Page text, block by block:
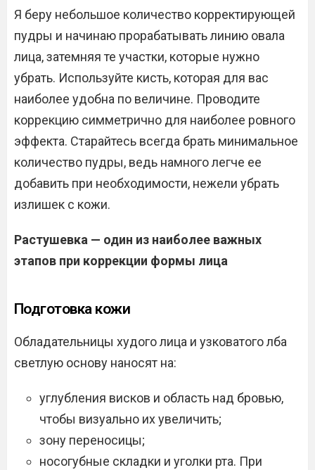
Я беру небольшое количество корректирующей
пудры и начинаю прорабатывать линию овала
лица, затемняя те участки, которые нужно
убрать. Используйте кисть, которая для вас
наиболее удобна по величине. Проводите
коррекцию симметрично для наиболее ровного
эффекта. Старайтесь всегда брать минимальное
количество пудры, ведь намного легче ее
добавить при необходимости, нежели убрать
излишек с кожи.
Растушевка — один из наиболее важных
этапов при коррекции формы лица
Подготовка кожи
Обладательницы худого лица и узковатого лба
светлую основу наносят на:
углубления висков и область над бровью,
чтобы визуально их увеличить;
зону переносицы;
носогубные складки и уголки рта. При